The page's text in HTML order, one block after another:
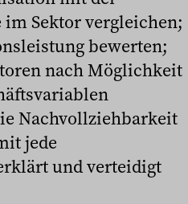
Sektor vergleichen;
bewerten;
nach Möglichkeit
Nachvollziehbarkeit
jede
und verteidigt